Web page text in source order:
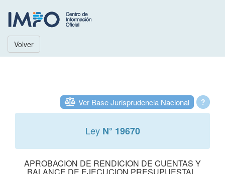
Volver
?
Ver Base Jurisprudencia Nacional
Ley N° 19670
APROBACION DE RENDICION DE CUENTAS Y